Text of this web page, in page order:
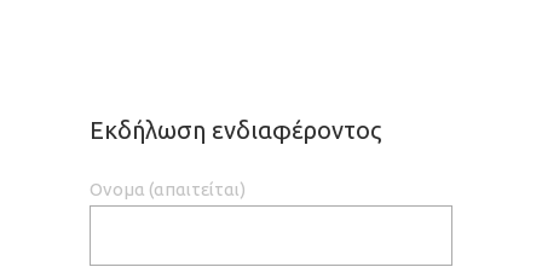
Εκδήλωση ενδιαφέροντος
Ονομα (απαιτείται)